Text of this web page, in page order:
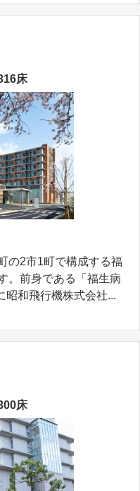
床
の2市1町で構成する福
。前身である「福生病
昭和飛行機株式会社...
床